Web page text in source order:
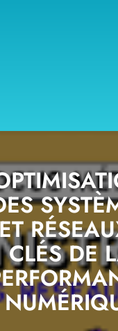
CLÉS DE